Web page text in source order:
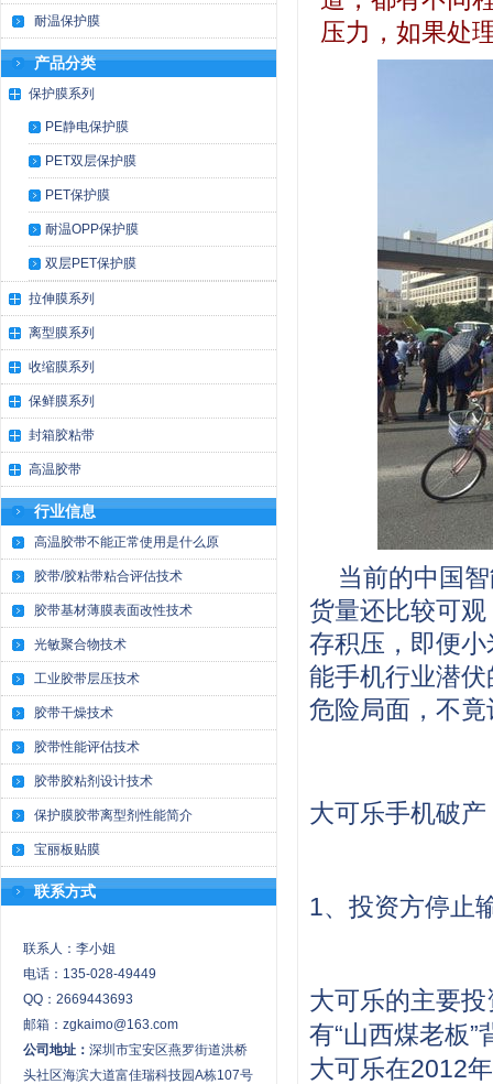
耐温保护膜
产品分类
保护膜系列
PE静电保护膜
PET双层保护膜
PET保护膜
耐温OPP保护膜
双层PET保护膜
拉伸膜系列
离型膜系列
收缩膜系列
保鲜膜系列
封箱胶粘带
高温胶带
行业信息
高温胶带不能正常使用是什么原
胶带/胶粘带粘合评估技术
胶带基材薄膜表面改性技术
光敏聚合物技术
工业胶带层压技术
胶带干燥技术
胶带性能评估技术
胶带胶粘剂设计技术
保护膜胶带离型剂性能简介
宝丽板贴膜
联系方式
联系人：李小姐
电话：135-028-49449
QQ：2669443693
邮箱：zgkaimo@163.com
公司地址： 深圳市宝安区燕罗街道洪桥
头社区海滨大道富佳瑞科技园A栋107号
压力，如果处
当前的中国
货量还比较可
存积压，即便
能手机行业潜
危险局面，不
大可乐手机破
1、投资方停止
大可乐的主要
有“山西煤老板
大可乐在2012